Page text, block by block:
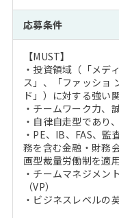
応募条件
【MUST】
・投資領域（「メデ
ス」、「ファッショ
ド」）に対する強い
・チームワーク力、
・自律自走型であり
・PE、IB、FAS、
務を含む金融・財務
画型裁量労働制を適
・チームマネジメン
（VP）
・ビジネスレベルの